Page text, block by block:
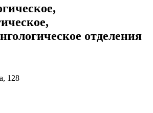
отделения
128